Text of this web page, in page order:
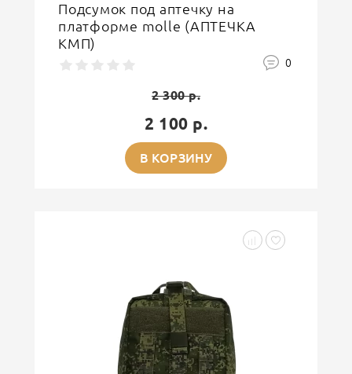
Подсумок под аптечку на
платформе molle (АПТЕЧКА
КМП)
0
2 300 р.
2 100 р.
В КОРЗИНУ